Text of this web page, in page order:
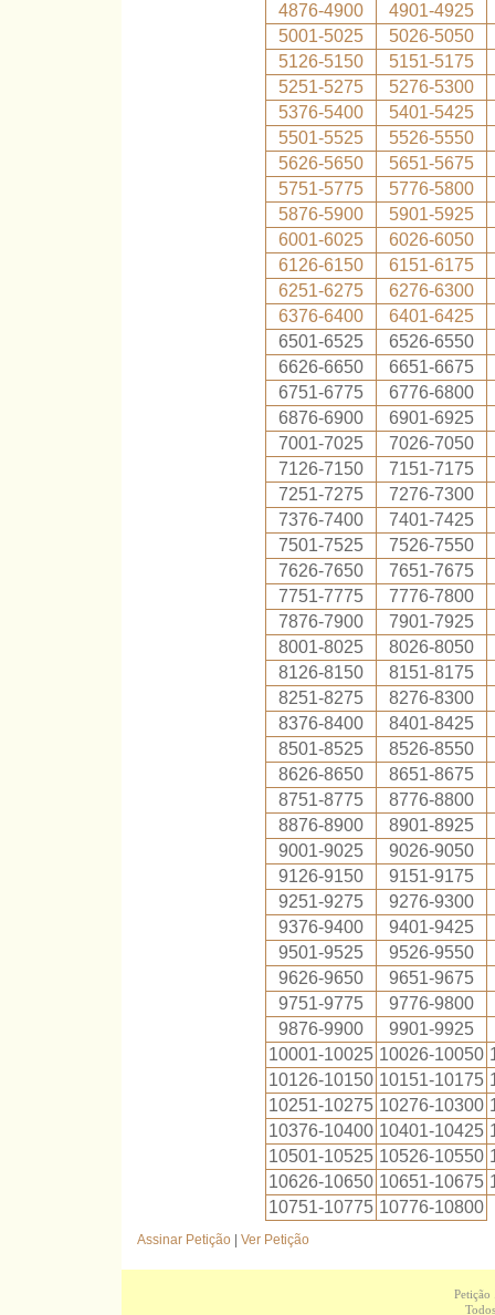
4876-4900
4901-4925
5001-5025
5026-5050
5126-5150
5151-5175
5251-5275
5276-5300
5376-5400
5401-5425
5501-5525
5526-5550
5626-5650
5651-5675
5751-5775
5776-5800
5876-5900
5901-5925
6001-6025
6026-6050
6126-6150
6151-6175
6251-6275
6276-6300
6376-6400
6401-6425
6501-6525
6526-6550
6626-6650
6651-6675
6751-6775
6776-6800
6876-6900
6901-6925
7001-7025
7026-7050
7126-7150
7151-7175
7251-7275
7276-7300
7376-7400
7401-7425
7501-7525
7526-7550
7626-7650
7651-7675
7751-7775
7776-7800
7876-7900
7901-7925
8001-8025
8026-8050
8126-8150
8151-8175
8251-8275
8276-8300
8376-8400
8401-8425
8501-8525
8526-8550
8626-8650
8651-8675
8751-8775
8776-8800
8876-8900
8901-8925
9001-9025
9026-9050
9126-9150
9151-9175
9251-9275
9276-9300
9376-9400
9401-9425
9501-9525
9526-9550
9626-9650
9651-9675
9751-9775
9776-9800
9876-9900
9901-9925
10001-10025 10026-10050
10126-10150 10151-10175
10251-10275 10276-10300
10376-10400 10401-10425
10501-10525 10526-10550
10626-10650 10651-10675
10751-10775 10776-10800
Assinar Petição Ver Petição
Petição